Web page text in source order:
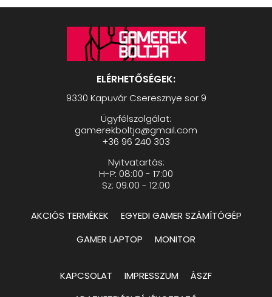
ELÉRHETŐSÉGEK:
9330 Kapuvár Cseresznye sor 9
Ügyfélszolgálat:
gamerekboltja@gmail.com
+36 96 240 303
Nyitvatartás:
H-P: 08:00 - 17:00
Sz: 09:00 - 12:00
AKCIÓS TERMÉKEK
EGYEDI GAMER SZÁMÍTÓGÉP
GAMER LAPTOP
MONITOR
KAPCSOLAT IMPRESSZUM
ÁSZF